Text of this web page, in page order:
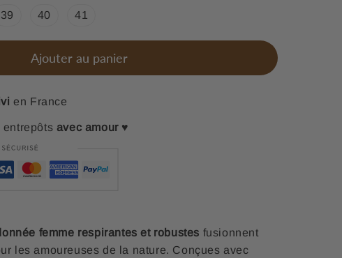
39 40 41
Ajouter au panier
en France
entrepôts avec amour ♥
femme respirantes et robustes fusionnent
les amoureuses de la nature. Conçues avec